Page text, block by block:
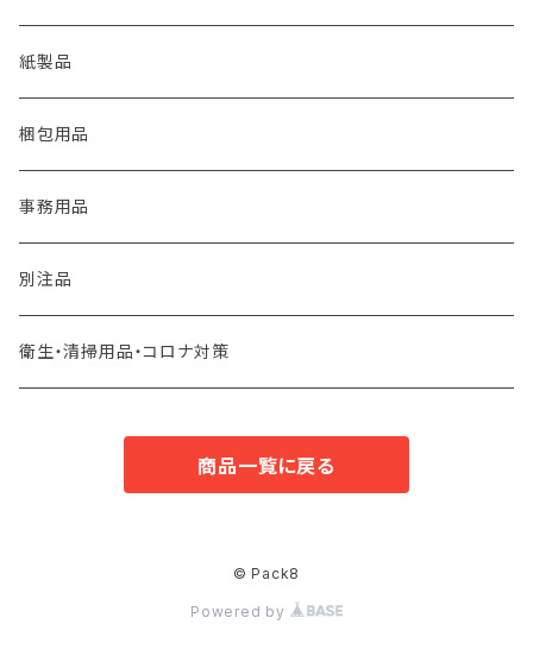
紙製品
梱包用品
事務用品
別注品
衛生・清掃用品・コロナ対策
商品一覧に戻る
© Pack8
Powered by